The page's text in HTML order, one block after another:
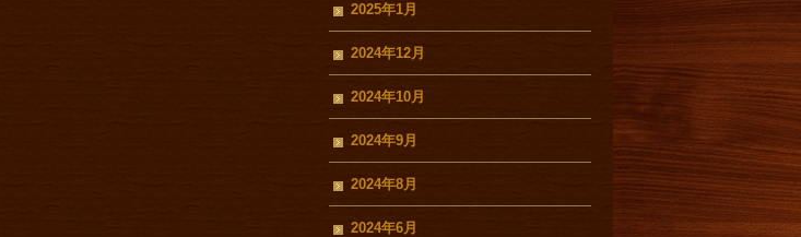
2025年1月
2024年12月
2024年10月
2024年9月
2024年8月
2024年6月